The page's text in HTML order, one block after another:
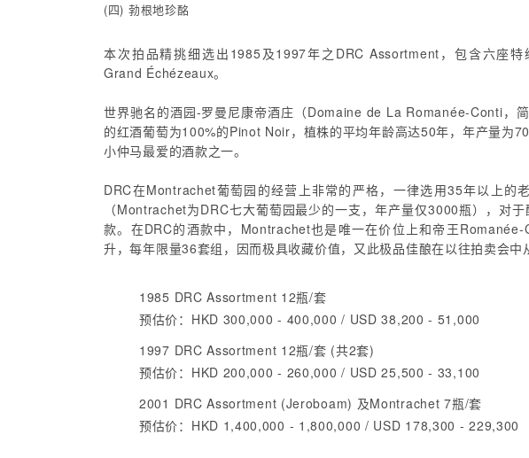
(四) 勃根地珍酩
本次拍品精挑细选出1985及1997年之DRC Assortment，包含六座
Grand Échézeaux。
世界驰名的酒园-罗曼尼康帝酒庄（Domaine de La Romanée-Conti，
的红酒葡萄为100%的Pinot Noir，植株的平均年龄高达50年，年产量为
小仲马最爱的酒款之一。
DRC在Montrachet葡萄园的经营上非常的严格，一律选用35年以上的
（Montrachet为DRC七大葡萄园最少的一支，年产量仅3000瓶），对
款。在DRC的酒款中，Montrachet也是唯一在价位上和帝王
升，每年限量36套组，因而极具收藏价值，又此极品佳酿在以往拍卖会中
1985 DRC Assortment 12瓶/套
预估价：HKD 300,000 - 400,000 / USD 38,200 - 51,000
1997 DRC Assortment 12瓶/套 (共2套)
预估价：HKD 200,000 - 260,000 / USD 25,500 - 33,100
2001 DRC Assortment (Jeroboam) 及Montrachet 7瓶/套
预估价：HKD 1,400,000 - 1,800,000 / USD 178,300 - 229,300